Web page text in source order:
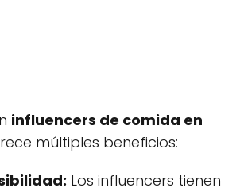
influencers de comida en
múltiples beneficios:
Los influencers tienen